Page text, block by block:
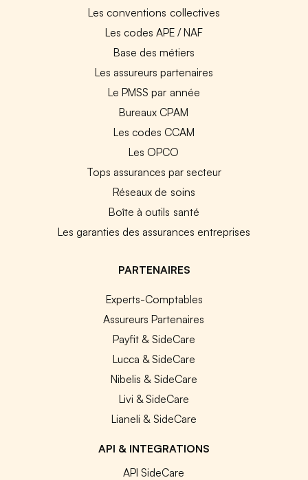
Les conventions collectives
Les codes APE / NAF
Base des métiers
Les assureurs partenaires
Le PMSS par année
Bureaux CPAM
Les codes CCAM
Les OPCO
Tops assurances par secteur
Réseaux de soins
Boîte à outils santé
Les garanties des assurances entreprises
PARTENAIRES
Experts-Comptables
Assureurs Partenaires
Payfit & SideCare
Lucca & SideCare
Nibelis & SideCare
Livi & SideCare
Lianeli & SideCare
API & INTEGRATIONS
API SideCare